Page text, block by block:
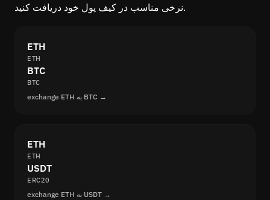
نرخی مناسب در کیف پول خود دریافت کنید.
ETH
ETH
BTC
BTC
exchange ETH به BTC →
ETH
ETH
USDT
ERC20
exchange ETH به USDT →